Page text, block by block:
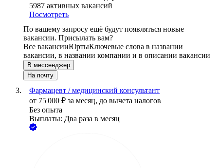
5987 активных вакансий
Посмотреть
По вашему запросу ещё будут появляться новые
вакансии. Присылать вам?
Все вакансииЮртыКлючевые слова в названии
вакансии, в названии компании и в описании вакансии
В мессенджер
На почту
Фармацевт / медицинский консультант
от 75 000 ₽ за месяц, до вычета налогов
Без опыта
Выплаты: Два раза в месяц